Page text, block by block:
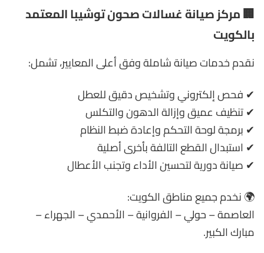
🏢 مركز صيانة غسالات صحون توشيبا المعتمد
بالكويت
نقدم خدمات صيانة شاملة وفق أعلى المعايير، تشمل:
✔ فحص إلكتروني وتشخيص دقيق للعطل
✔ تنظيف عميق وإزالة الدهون والتكلس
✔ برمجة لوحة التحكم وإعادة ضبط النظام
✔ استبدال القطع التالفة بأخرى أصلية
✔ صيانة دورية لتحسين الأداء وتجنب الأعطال
🌍 نخدم جميع مناطق الكويت:
العاصمة – حولي – الفروانية – الأحمدي – الجهراء –
مبارك الكبير.